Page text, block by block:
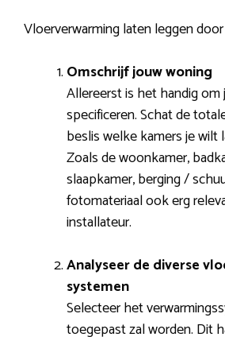
Vloerverwarming laten leggen
Omschrijf jouw woning
Allereerst is het handig
specificeren. Schat de
beslis welke kamers je wilt
Zoals de woonkamer,
slaapkamer, berging /
fotomateriaal ook erg
installateur.
Analyseer de diverse
systemen
Selecteer het
toegepast zal worden. Dit